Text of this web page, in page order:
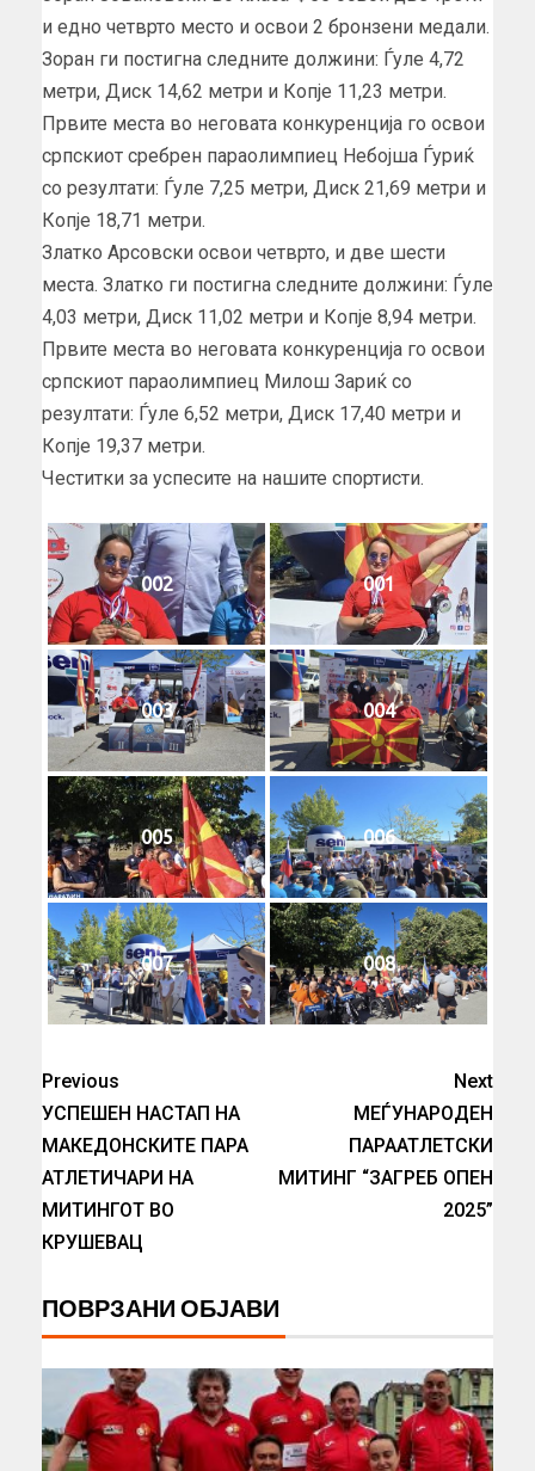
и едно четврто место и освои 2 бронзени медали.
Зоран ги постигна следните должини: Ѓуле 4,72
метри, Диск 14,62 метри и Копје 11,23 метри.
Првите места во неговата конкуренција го освои
српскиот сребрен параолимпиец Небојша Ѓуриќ
со резултати: Ѓуле 7,25 метри, Диск 21,69 метри и
Копје 18,71 метри.
Златко Арсовски освои четврто, и две шести
места. Златко ги постигна следните должини: Ѓуле
4,03 метри, Диск 11,02 метри и Копје 8,94 метри.
Првите места во неговата конкуренција го освои
српскиот параолимпиец Милош Зариќ со
резултати: Ѓуле 6,52 метри, Диск 17,40 метри и
Копје 19,37 метри.
Честитки за успесите на нашите спортисти.
002 001
003 004
005 006
007 008
Previous
УСПЕШЕН НАСТАП НА
МАКЕДОНСКИТЕ ПАРА
АТЛЕТИЧАРИ НА
МИТИНГОТ ВО
КРУШЕВАЦ
Next
МЕЃУНАРОДЕН
ПАРААТЛЕТСКИ
МИТИНГ “ЗАГРЕБ ОПЕН
2025”
ПОВРЗАНИ ОБЈАВИ